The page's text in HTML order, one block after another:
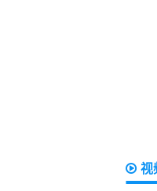
视